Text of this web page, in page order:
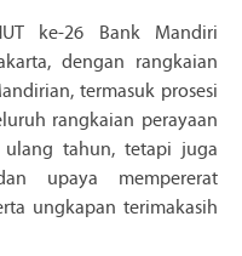
ke-26 Bank Mandiri
dengan rangkaian
termasuk prosesi
rangkaian perayaan
tahun, tetapi juga
upaya mempererat
ungkapan terimakasih